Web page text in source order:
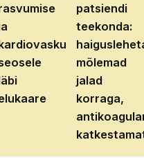
patsiendi
teekonda:
mõlemad
jalad
korraga,